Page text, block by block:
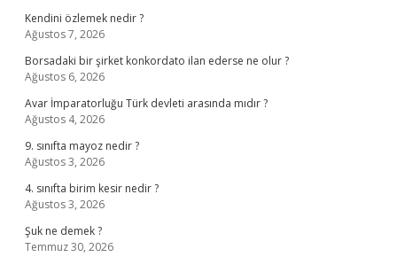
Kendini özlemek nedir ?
Ağustos 7, 2026
Borsadaki bir şirket konkordato ilan ederse ne olur ?
Ağustos 6, 2026
Avar İmparatorluğu Türk devleti arasında mıdır ?
Ağustos 4, 2026
9. sınıfta mayoz nedir ?
Ağustos 3, 2026
4. sınıfta birim kesir nedir ?
Ağustos 3, 2026
Şuk ne demek ?
Temmuz 30, 2026